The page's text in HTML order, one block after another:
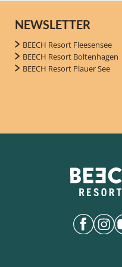
NEWSLETTER
BEECH Resort Fleesensee
BEECH Resort Boltenhagen
BEECH Resort Plauer See